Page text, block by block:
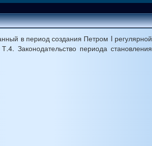
в период создания Петром I регулярной
Законодательство периода становления